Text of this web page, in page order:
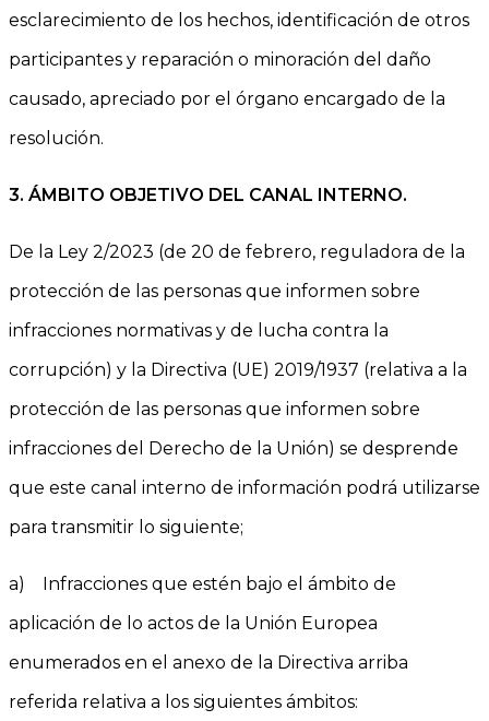
esclarecimiento de los hechos, identificación de otros
participantes y reparación o minoración del daño
causado, apreciado por el órgano encargado de la
resolución.
3. ÁMBITO OBJETIVO DEL CANAL INTERNO.
De la Ley 2/2023 (de 20 de febrero, reguladora de la
protección de las personas que informen sobre
infracciones normativas y de lucha contra la
corrupción) y la Directiva (UE) 2019/1937 (relativa a la
protección de las personas que informen sobre
infracciones del Derecho de la Unión) se desprende
que este canal interno de información podrá utilizarse
para transmitir lo siguiente;
a) Infracciones que estén bajo el ámbito de
aplicación de lo actos de la Unión Europea
enumerados en el anexo de la Directiva arriba
referida relativa a los siguientes ámbitos: